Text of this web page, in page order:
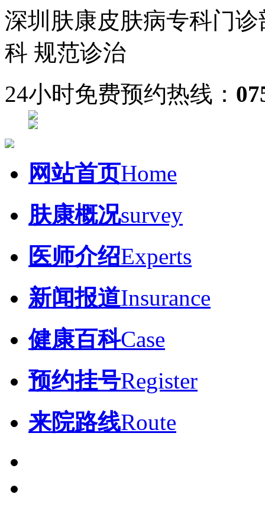
深圳肤康皮肤病专科门诊
科 规范诊治
24小时免费预约热线：
网站首页Home
肤康概况survey
医师介绍Experts
新闻报道Insurance
健康百科Case
预约挂号Register
来院路线Route